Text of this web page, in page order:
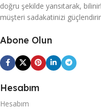
doğru şekilde yansıtarak,
müşteri sadakatinizi
Abone Olun
Hesabım
Hesabım